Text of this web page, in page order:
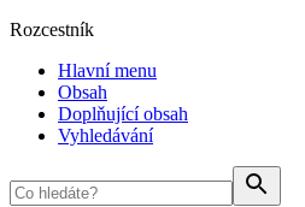
Rozcestník
Hlavní menu
Obsah
Doplňující obsah
Vyhledávání